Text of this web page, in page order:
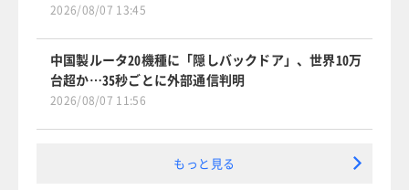
2026/08/07 13:45
中国製ルータ20機種に「隠しバックドア」、世界10万
台超か…35秒ごとに外部通信判明
2026/08/07 11:56
もっと見る